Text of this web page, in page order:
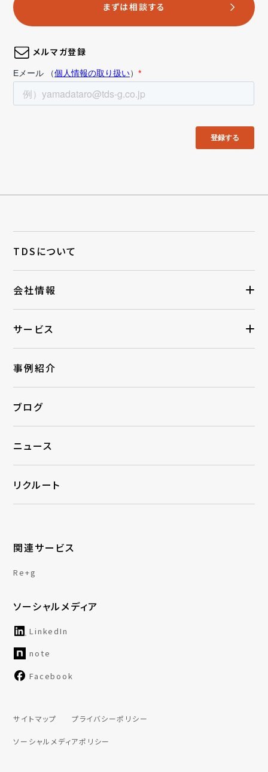
まずは相談する
メルマガ登録
TDSについて
会社情報
サービス
事例紹介
ブログ
ニュース
リクルート
関連サービス
Re+g
ソーシャルメディア
LinkedIn
note
Facebook
サイトマップ プライバシーポリシー
ソーシャルメディアポリシー